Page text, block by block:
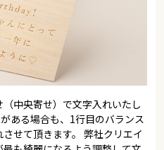
中央寄せ）で文字入れいたし
ある場合も、1行目のバランス
せて頂きます。 弊社クリエイ